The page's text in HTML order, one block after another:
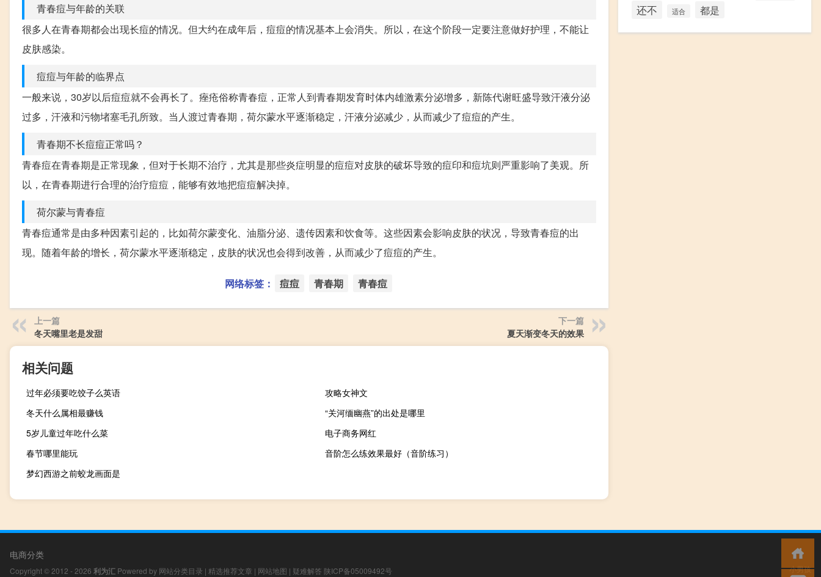
青春痘与年龄的关联
很多人在青春期都会出现长痘的情况。但大约在成年后，痘痘的情况基本上会消失。所以，在这个阶段一定要注意做好护理，不能让
皮肤感染。
痘痘与年龄的临界点
一般来说，30岁以后痘痘就不会再长了。痤疮俗称青春痘，正常人到青春期发育时体内雄激素分泌增多，新陈代谢旺盛导致汗液分泌
过多，汗液和污物堵塞毛孔所致。当人渡过青春期，荷尔蒙水平逐渐稳定，汗液分泌减少，从而减少了痘痘的产生。
青春期不长痘痘正常吗？
青春痘在青春期是正常现象，但对于长期不治疗，尤其是那些炎症明显的痘痘对皮肤的破坏导致的痘印和痘坑则严重影响了美观。所
以，在青春期进行合理的治疗痘痘，能够有效地把痘痘解决掉。
荷尔蒙与青春痘
青春痘通常是由多种因素引起的，比如荷尔蒙变化、油脂分泌、遗传因素和饮食等。这些因素会影响皮肤的状况，导致青春痘的出
现。随着年龄的增长，荷尔蒙水平逐渐稳定，皮肤的状况也会得到改善，从而减少了痘痘的产生。
网络标签： 痘痘 青春期 青春痘
上一篇
冬天嘴里老是发甜
下一篇
夏天渐变冬天的效果
相关问题
过年必须要吃饺子么英语
攻略女神文
冬天什么属相最赚钱
“关河缅幽燕”的出处是哪里
5岁儿童过年吃什么菜
电子商务网红
春节哪里能玩
音阶怎么练效果最好（音阶练习）
梦幻西游之前蛟龙画面是
还不 适合 都是
电商分类
Copyright © 2012 - 2026 利为汇 Powered by 网站分类目录 | 精选推荐文章 | 网站地图 | 疑难解答 陕ICP备05009492号 小男孩